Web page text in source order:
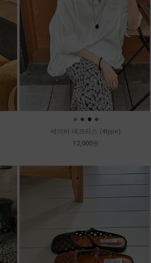
● ● ● ●
세이바 네크리스 (4type)
12,000원